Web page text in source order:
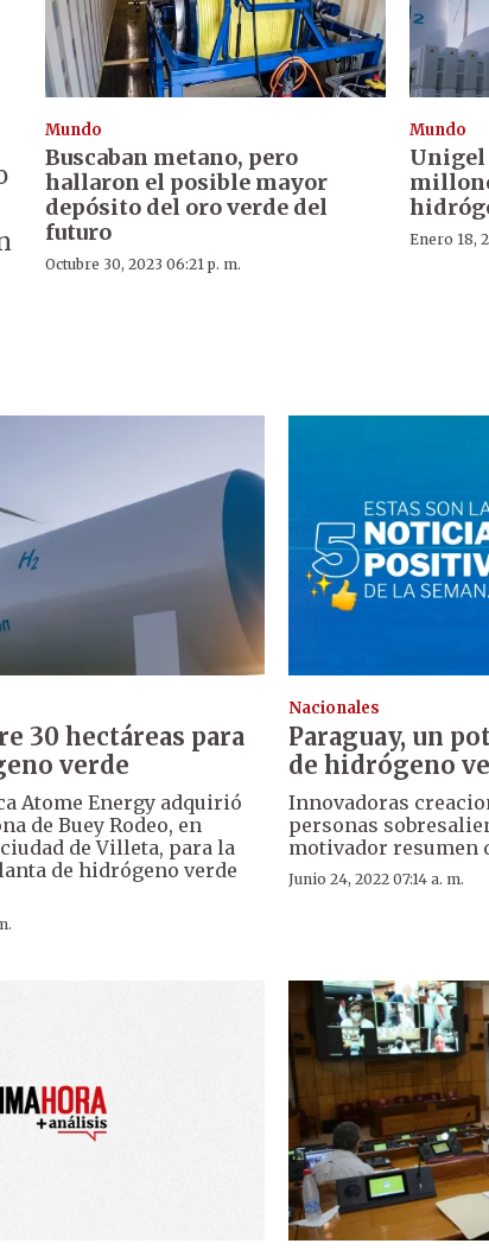
Mundo
Buscaban metano, pero
hallaron el posible mayor
depósito del oro verde del
futuro
Octubre 30, 2023 06:21 p. m.
Mundo
Unigel
Enero 18,
30 hectáreas para
verde
Atome Energy adquirió
de Buey Rodeo, en
de Villeta, para la
de hidrógeno verde
Nacionales
Paraguay, un
de hidrógeno
Innovadoras
personas
motivador resumen
Junio 24, 2022 07:14 a. m.